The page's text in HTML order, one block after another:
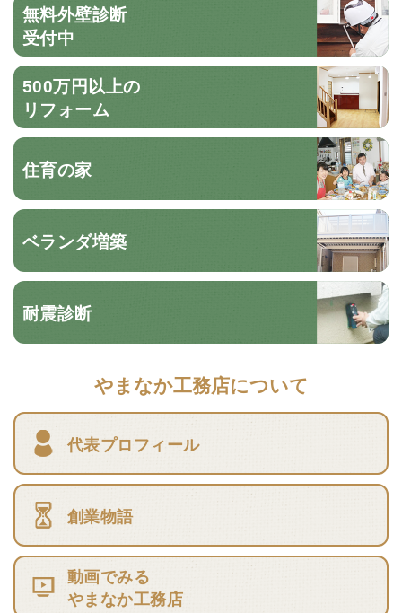
無料外壁診断
受付中
500万円以上の
リフォーム
住育の家
ベランダ増築
耐震診断
やまなか工務店について
代表プロフィール
創業物語
動画でみる
やまなか工務店